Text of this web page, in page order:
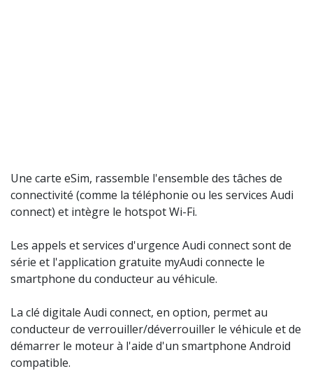
Une carte eSim, rassemble l'ensemble des tâches de
connectivité (comme la téléphonie ou les services Audi
connect) et intègre le hotspot Wi-Fi.
Les appels et services d'urgence Audi connect sont de
série et l'application gratuite myAudi connecte le
smartphone du conducteur au véhicule.
La clé digitale Audi connect, en option, permet au
conducteur de verrouiller/déverrouiller le véhicule et de
démarrer le moteur à l'aide d'un smartphone Android
compatible.